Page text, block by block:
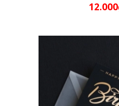
THÊM VÀO